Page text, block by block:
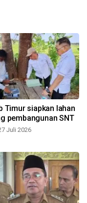
Timur siapkan lahan
pembangunan SNT
Juli 2026